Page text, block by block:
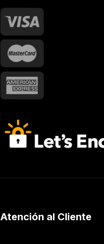
Atención al Cliente